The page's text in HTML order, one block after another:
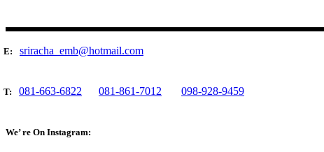
E: sriracha_emb@hotmail.com
T: 081-663-6822 081-861-7012 098-928-9459
We’ re On Instagram: